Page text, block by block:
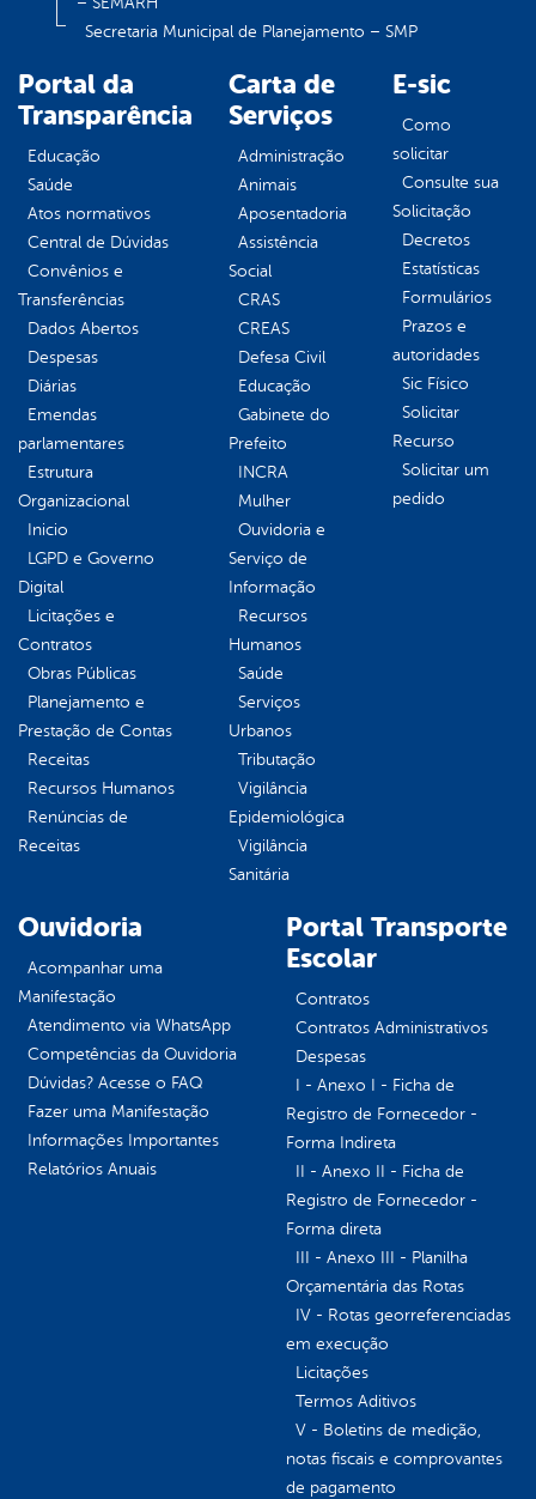
Secretaria Municipal de Planejamento – SMP
Portal da
Transparência
Educação
Saúde
Atos normativos
Central de Dúvidas
Convênios e
Transferências
Dados Abertos
Despesas
Diárias
Emendas
parlamentares
Estrutura
Organizacional
Inicio
LGPD e Governo
Digital
Licitações e
Contratos
Obras Públicas
Planejamento e
Prestação de Contas
Receitas
Recursos Humanos
Renúncias de
Receitas
Carta de
Serviços
Administração
Animais
Aposentadoria
Assistência
Social
CRAS
CREAS
Defesa Civil
Educação
Gabinete do
Prefeito
INCRA
Mulher
Ouvidoria e
Serviço de
Informação
Recursos
Humanos
Saúde
Serviços
Urbanos
Tributação
Vigilância
Epidemiológica
Vigilância
Sanitária
E-sic
Como
solicitar
Consulte sua
Solicitação
Decretos
Estatísticas
Formulários
Prazos e
autoridades
Sic Físico
Solicitar
Recurso
Solicitar um
pedido
Ouvidoria
Acompanhar uma
Manifestação
Atendimento via WhatsApp
Competências da Ouvidoria
Dúvidas? Acesse o FAQ
Fazer uma Manifestação
Informações Importantes
Relatórios Anuais
Portal Transporte
Escolar
Contratos
Contratos Administrativos
Despesas
I - Anexo I - Ficha de
Registro de Fornecedor -
Forma Indireta
II - Anexo II - Ficha de
Registro de Fornecedor -
Forma direta
III - Anexo III - Planilha
Orçamentária das Rotas
IV - Rotas georreferenciadas
em execução
Licitações
Termos Aditivos
V - Boletins de medição,
notas fiscais e comprovantes
de pagamento